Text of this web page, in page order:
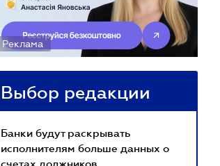
Реклама
Выбор редакции
Банки будут раскрывать
исполнителям больше данных о
счетах должников